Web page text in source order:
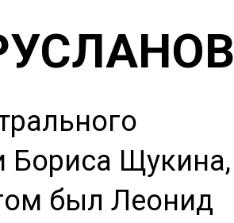
Бориса Щукина,
был Леонид